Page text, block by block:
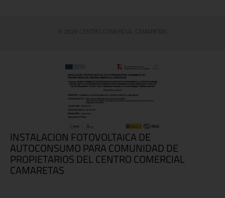
© 2026 CENTRO COMERCIAL CAMARETAS
INSTALACION FOTOVOLTAICA DE
AUTOCONSUMO PARA COMUNIDAD DE
PROPIETARIOS DEL CENTRO COMERCIAL
CAMARETAS